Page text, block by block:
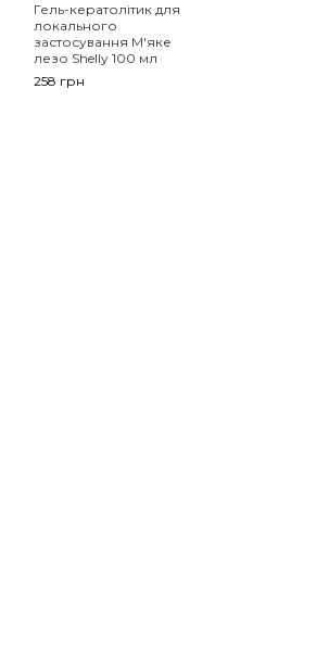
Гель-кератолітик для
локального
застосування М'яке
лезо Shelly 100 мл
258 грн